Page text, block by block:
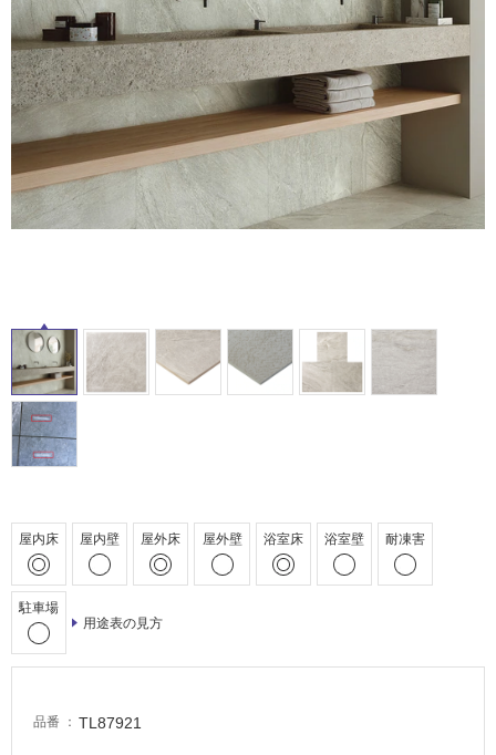
ロートアイアン 天然石・石材
メンテナンス・ 施工材 新商品
お役立ち情報 住まいのスタイリング
アイデア
ミラタップチャンネル
オンライン相談
屋内床 屋内壁 屋外床 屋外壁 浴室床 浴室壁 耐凍害
駐車場
用途表の見方
品番 TL87921
タ
イ
ル
屋
外
床・
浴
室
床・
場
非
に
い